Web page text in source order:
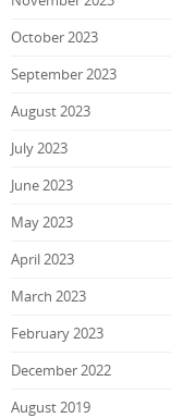
October 2023
September 2023
August 2023
July 2023
June 2023
May 2023
April 2023
March 2023
February 2023
December 2022
August 2019